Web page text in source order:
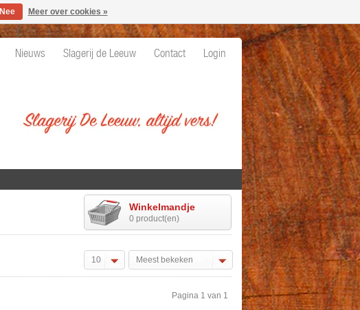
Nieuws Slagerij de Leeuw Contact Login
Winkelmandje
0 product(en)
10 Meest bekeken
Pagina 1 van 1
Nee Meer over cookies »